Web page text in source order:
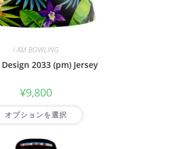
I AM BOWLING
2033 (pm) Jersey
¥9,800
オプションを選択